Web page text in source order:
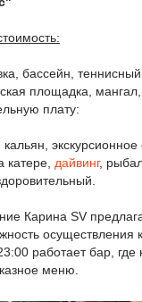
бассейн, теннисный
площадка,
плату:
катере, дайвинг,
Карина SV
осуществления
работает бар, где
меню.